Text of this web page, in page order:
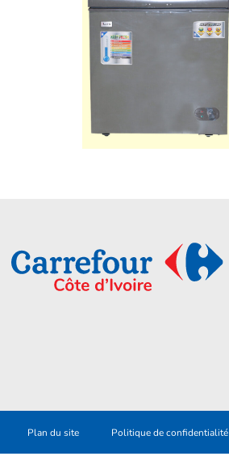
Plan du site Politique de confidentialité